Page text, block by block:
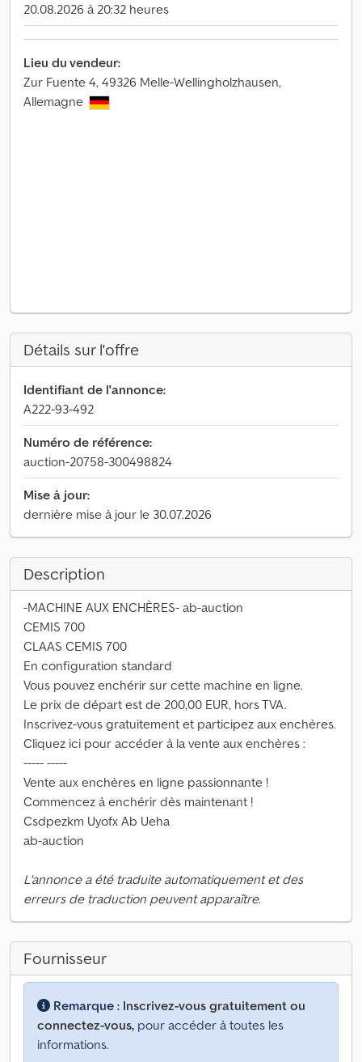
20.08.2026 à 20:32 heures
Lieu du vendeur:
Zur Fuente 4, 49326 Melle-Wellingholzhausen,
Allemagne
Détails sur l'offre
Identifiant de l'annonce:
A222-93-492
Numéro de référence:
auction-20758-300498824
Mise à jour:
dernière mise à jour le 30.07.2026
Description
-MACHINE AUX ENCHÈRES- ab-auction
CEMIS 700
CLAAS CEMIS 700
En configuration standard
Vous pouvez enchérir sur cette machine en ligne.
Le prix de départ est de 200,00 EUR, hors TVA.
Inscrivez-vous gratuitement et participez aux enchères.
Cliquez ici pour accéder à la vente aux enchères :
----- -----
Vente aux enchères en ligne passionnante !
Commencez à enchérir dès maintenant !
Csdpezkm Uyofx Ab Ueha
ab-auction
L'annonce a été traduite automatiquement et des
erreurs de traduction peuvent apparaître.
Fournisseur
Remarque : Inscrivez-vous gratuitement ou
connectez-vous, pour accéder à toutes les
informations.